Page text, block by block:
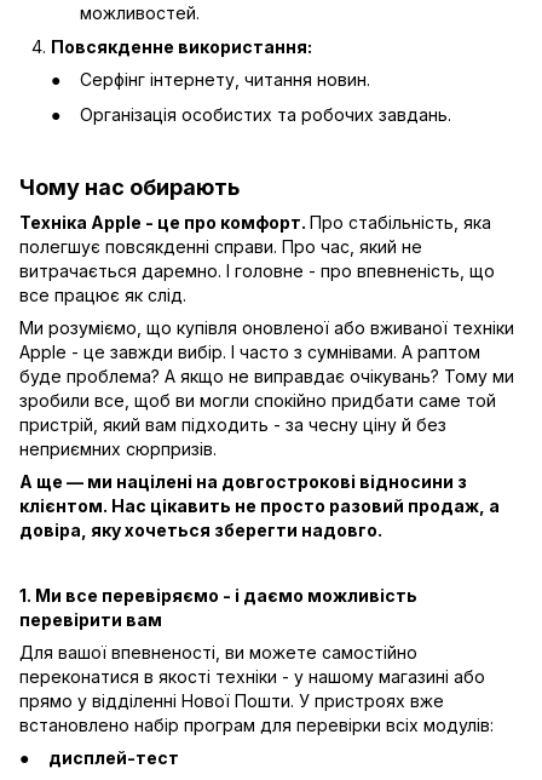
можливостей.
Повсякденне використання:
Серфінг інтернету, читання новин.
Організація особистих та робочих завдань.
Чому нас обирають
Техніка Apple - це про комфорт. Про стабільність, яка
полегшує повсякденні справи. Про час, який не
витрачається даремно. І головне - про впевненість, що
все працює як слід.
Ми розуміємо, що купівля оновленої або вживаної техніки
Apple - це завжди вибір. І часто з сумнівами. А раптом
буде проблема? А якщо не виправдає очікувань? Тому ми
зробили все, щоб ви могли спокійно придбати саме той
пристрій, який вам підходить - за чесну ціну й без
неприємних сюрпризів.
А ще — ми націлені на довгострокові відносини з
клієнтом. Нас цікавить не просто разовий продаж, а
довіра, яку хочеться зберегти надовго.
1. Ми все перевіряємо - і даємо можливість
перевірити вам
Для вашої впевненості, ви можете самостійно
переконатися в якості техніки - у нашому магазині або
прямо у відділенні Нової Пошти. У пристроях вже
встановлено набір програм для перевірки всіх модулів:
дисплей-тест